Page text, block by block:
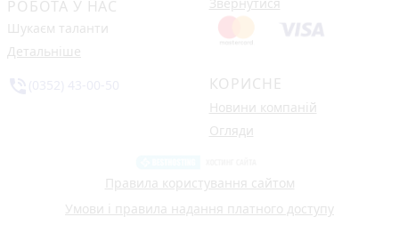
РОБОТА У НАС
Шукаєм таланти
Детальніше
КОРИСНЕ
Новини компаній
Огляди
Правила користування сайтом
Умови і правила надання платного доступу